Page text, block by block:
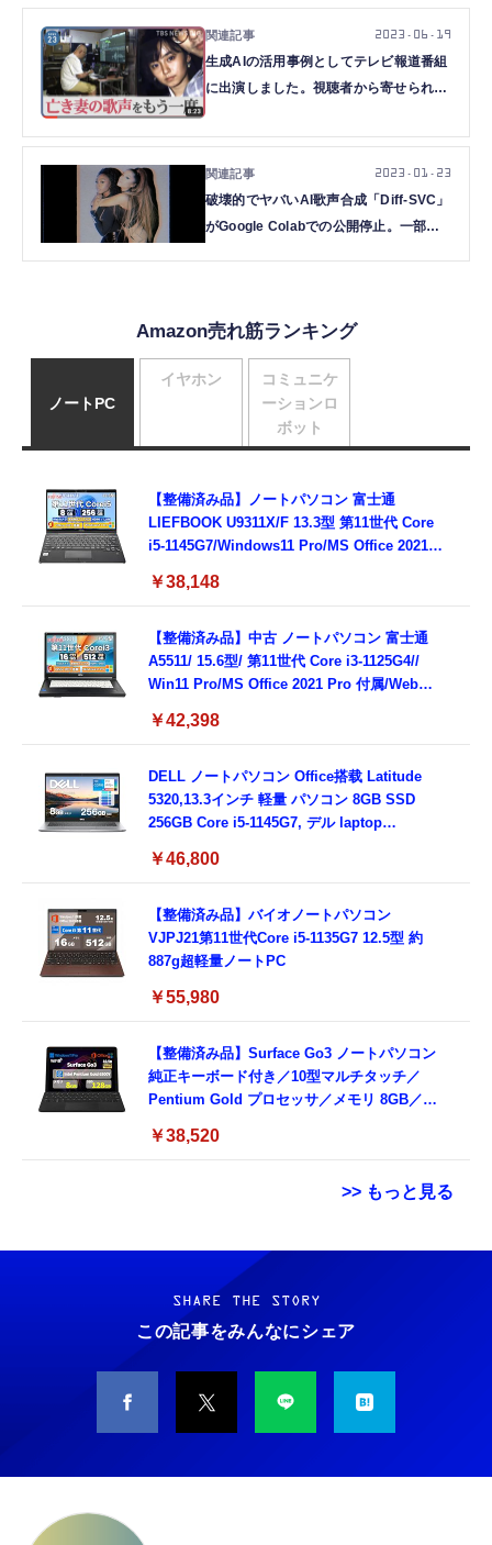
生成AIの活用事例としてテレビ報道番組
に出演しました。視聴者から寄せられた
2023.06.19
破壊的でヤバいAI歌声合成「Diff-SVC」
がGoogle Colabでの公開停止。一部ユ
2023.01.23
Amazon売れ筋ランキング
ノートPC
【整備済み品】ノートパソコン 富士通
LIEFBOOK U9311X/F 13.3型 第11世代 Core
i5-1145G7/Windows11 Pro/MS Office 2021搭
Type-C/360度回転対応/有線静音マウス付
8GB,SSD256GB)
￥38,148
【整備済み品】中古 ノートパソコン 富士通
A5511/ 15.6型/ 第11世代 Core i3-1125G4//
Win11 Pro/MS Office 2021 Pro 付属/Webカ
3.0)/ 有線静音マウス付属/ 180日保証（メモリ
￥42,398
DELL ノートパソコン Office搭载 Latitude
5320,13.3インチ 軽量 パソコン 8GB SSD
256GB Core i5-1145G7, デル laptop
ド付き (整備済み品)
￥46,800
【整備済み品】バイオノートパソコン
VJPJ21第11世代Core i5-1135G7 12.5型 約
887g超軽量ノートPC
￥55,980
【整備済み品】Surface Go3 ノートパソコン
純正キーボード付き／10型マルチタッチ／
Pentium Gold プロセッサ／メモリ 8GB／
Bluetooth5.0／USB-C／1080p顔認証カメラ
￥38,520
>> もっと見る
イヤホン
Grithope イヤホン タイプC【2026新モデル
耐久性】 有線イヤホン マイク付き HiFi音質
ノイズ低減 重低音 遅延なし
￥949
タイプc 寝ホンイヤホン 寝ホン type-c 有線
睡眠用イヤホン 【音質強化バージョン
￥2,199
コミュニケ
ーションロ
ボット
霊界コミュニケーションロボット BAKETAN
WARASHI ばけたん ワラシ 改 KAI
￥5,400
M10SR AIペット（コミュニケーションロボッ
ト）
SHARE THE STORY
この記事をみんなにシェア